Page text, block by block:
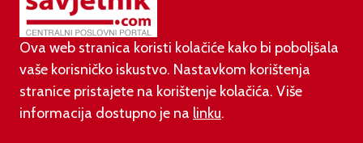
Ova web stranica koristi kolačiće kako bi poboljšala
vaše korisničko iskustvo. Nastavkom korištenja
stranice pristajete na korištenje kolačića. Više
informacija dostupno je na linku.